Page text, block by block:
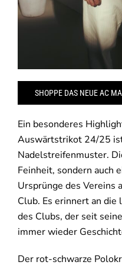
SHOPPE DAS NEUE AC
Ein besonderes
Auswärtstrikot 24/25
Nadelstreifenmuster.
Feinheit, sondern auch
Ursprünge des Vereins
Club. Es erinnert an die
des Clubs, der seit
immer wieder
Der rot-schwarze